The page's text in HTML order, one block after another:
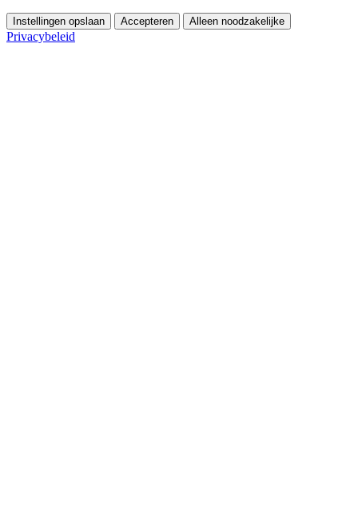
Instellingen opslaan Accepteren Alleen noodzakelijke
Privacybeleid